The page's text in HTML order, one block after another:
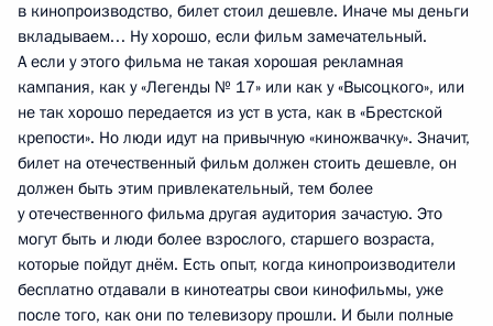
в кинопроизводство, билет стоил дешевле. Иначе мы деньги
вкладываем… Ну хорошо, если фильм замечательный.
А если у этого фильма не такая хорошая рекламная
кампания, как у «Легенды № 17» или как у «Высоцкого», или
не так хорошо передается из уст в уста, как в «Брестской
крепости». Но люди идут на привычную «киножвачку». Значит,
билет на отечественный фильм должен стоить дешевле, он
должен быть этим привлекательный, тем более
у отечественного фильма другая аудитория зачастую. Это
могут быть и люди более взрослого, старшего возраста,
которые пойдут днём. Есть опыт, когда кинопроизводители
бесплатно отдавали в кинотеатры свои кинофильмы, уже
после того, как они по телевизору прошли. И были полные